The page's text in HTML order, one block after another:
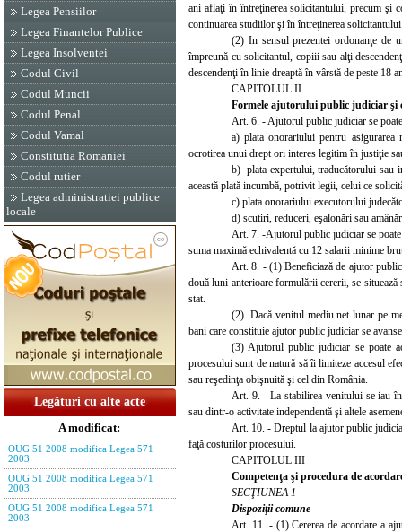
Legea Pensiilor
Legea Finantelor Publice
Legea Insolventei
Codul Civil
Codul Muncii
Codul Penal
Codul Vamal
Constitutia Romaniei
Codul rutier
Legea administratiei publice
locale
Legături cu alte acte
A modificat:
OUG 51 2008 modifica Legea 571
2003
OUG 51 2008 modifica Legea 571
2003
OUG 51 2008 modifica Legea 571
2003
ani aflaţi în întreţinerea solicitantului, precum şi
continuarea studiilor şi în întreţinerea
(2) In sensul prezentei ordonanţe de
împreună cu solicitantul, copiii sau alţi
descendenţi în linie dreaptă în vârstă de peste 18
CAPITOLUL II
Formele ajutorului public judiciar şi
Art. 6. - Ajutorul public judiciar se
a) plata onorariului pentru asigurarea
ocrotirea unui drept ori interes legitim în justiţie
b) plata expertului, traducătorului sau
această plată incumbă, potrivit legii, celui ce
c) plata onorariului executorului
d) scutiri, reduceri, eşalonări sau
Art. 7. -Ajutorul public judiciar se
suma maximă echivalentă cu 12 salarii minime
Art. 8. - (1) Beneficiază de ajutor
două luni anterioare formulării cererii, se
stat.
(2) Dacă venitul mediu net lunar pe
bani care constituie ajutor public judiciar se
(3) Ajutorul public judiciar se poate
procesului sunt de natură să îi limiteze accesul
sau reşedinţa obişnuită şi cel din România.
Art. 9. - La stabilirea venitului se iau
sau dintr-o activitate independentă şi altele
Art. 10. - Dreptul la ajutor public
faţă costurilor procesului.
CAPITOLUL III
Competenţa şi procedura de
SECŢIUNEA 1
Dispoziţii comune
Art. 11. - (1) Cererea de acordarea